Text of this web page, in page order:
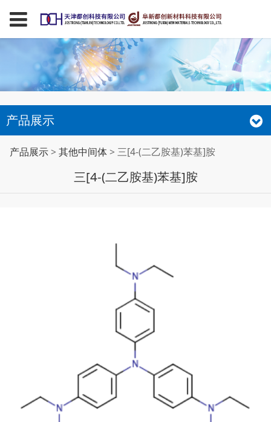
产品展示
三[4-(二乙胺基)苯基]胺
产品展示> 其他中间体> 三[4-(二乙胺基)苯基]胺
三[4-(二乙胺基)苯基]胺